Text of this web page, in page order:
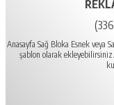
Anasayfa Sağ Bloka Esnek veya
şablon olarak